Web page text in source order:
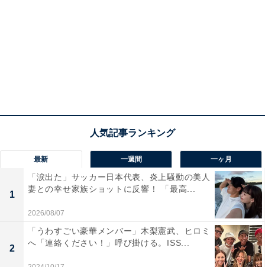
最新 一週間 一ヶ月
1
「涙出た」サッカー日本代表、炎上騒動の美人
妻との幸せ家族ショットに反響！ 「最高...
2026/08/07
2
「うわすごい豪華メンバー」木梨憲武、ヒロミ
へ「連絡ください！」呼び掛ける。ISS...